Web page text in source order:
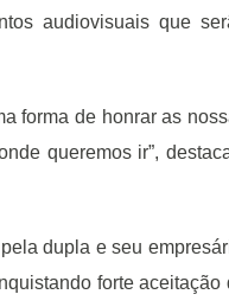
audiovisuais que
forma de honrar as
queremos ir”,
dupla e seu
forte aceitação